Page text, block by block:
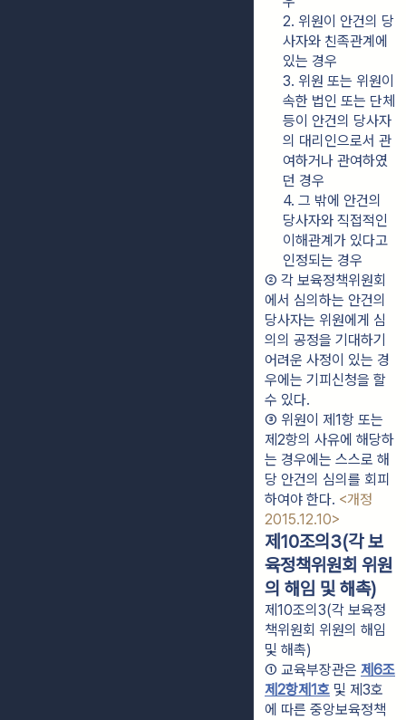
2. 위원이 안건의 당
사자와 친족관계에
있는 경우
3. 위원 또는 위원이
속한 법인 또는 단체
등이 안건의 당사자
의 대리인으로서 관
여하거나 관여하였
던 경우
4. 그 밖에 안건의
당사자와 직접적인
이해관계가 있다고
인정되는 경우
② 각 보육정책위원회
에서 심의하는 안건의
당사자는 위원에게 심
의의 공정을 기대하기
어려운 사정이 있는 경
우에는 기피신청을 할
수 있다.
③ 위원이 제1항 또는
제2항의 사유에 해당하
는 경우에는 스스로 해
당 안건의 심의를 회피
하여야 한다. <개정
2015.12.10>
제10조의3(각 보
육정책위원회 위원
의 해임 및 해촉)
제10조의3(각 보육정
책위원회 위원의 해임
및 해촉)
① 교육부장관은 제6조
제2항제1호 및 제3호
에 따른 중앙보육정책